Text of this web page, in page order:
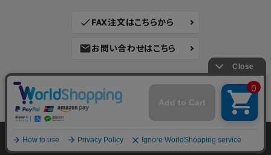
check FAX注文はこちらから
mailお問い合わせはこちら
CO.,LTD. All Rights Reserved.